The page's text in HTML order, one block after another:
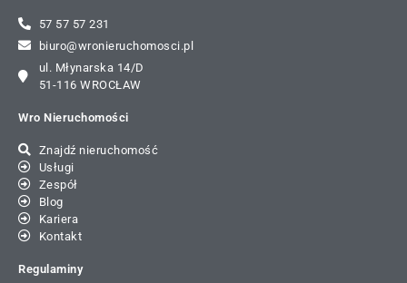
57 57 57 231
biuro@wronieruchomosci.pl
ul. Młynarska 14/D
51-116 WROCŁAW
Wro Nieruchomości
Znajdź nieruchomość
Usługi
Zespół
Blog
Kariera
Kontakt
Regulaminy